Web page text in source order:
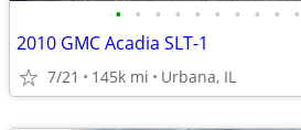
• • • • • • • • • •
2010 GMC Acadia SLT-1
7/21 145k mi Urbana, IL